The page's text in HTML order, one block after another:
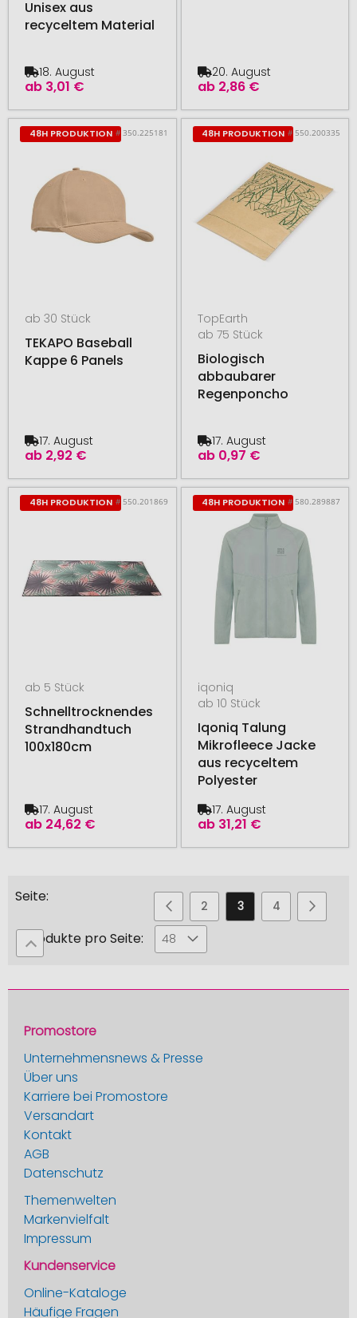
Unisex aus
recyceltem Material
ab 3,01 €
18. August
ab 2,86 €
20. August
48H PRODUKTION # 350.225181
ab 30 Stück
TEKAPO Baseball
Kappe 6 Panels
ab 2,92 €
17. August
48H PRODUKTION # 550.200335
TopEarth
ab 75 Stück
Biologisch
abbaubarer
Regenponcho
ab 0,97 €
17. August
48H PRODUKTION # 550.201869
ab 5 Stück
Schnelltrocknendes
Strandhandtuch
100x180cm
ab 24,62 €
17. August
48H PRODUKTION # 580.289887
iqoniq
ab 10 Stück
Iqoniq Talung
Mikrofleece Jacke
aus recyceltem
Polyester
ab 31,21 €
17. August
Seite Seite
Zurück
Seite
1 Seite
2
Sie
3 Seite
4 Seite
5
Produkte pro Seite: 48
Promostore
Unternehmensnews & Presse
Über uns
Karriere bei Promostore
Versandart
Kontakt
AGB
Datenschutz
Themenwelten
Markenvielfalt
Impressum
Kundenservice
Online-Kataloge
Häufige Fragen